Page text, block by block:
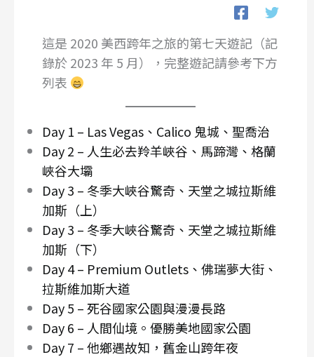
這是 2020 美西跨年之旅的第七天遊記（記
錄於 2023 年 5 月），完整遊記請參考下方
列表
Day 1 – Las Vegas、Calico 鬼城、聖喬治
Day 2 – 人生必去羚羊峽谷、馬蹄灣、格蘭
峽谷大壩
Day 3 – 冬季大峽谷驚奇、天堂之城拉斯維
加斯（上）
Day 3 – 冬季大峽谷驚奇、天堂之城拉斯維
加斯（下）
Day 4 – Premium Outlets、佛瑞夢大街、
拉斯維加斯大道
Day 5 – 死谷國家公園與漫漫長路
Day 6 – 人間仙境。優勝美地國家公園
Day 7 – 他鄉遇故知，舊金山跨年夜